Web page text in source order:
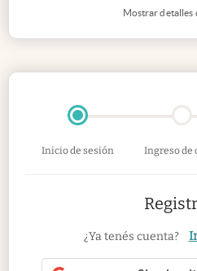
Mostrar detalles
Inicio de sesión Ingreso de
¿Ya tenés cuenta?